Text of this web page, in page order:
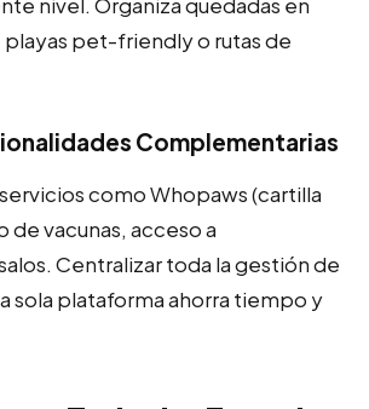
playas pet-friendly o rutas de
Complementarias
como Whopaws (cartilla
de vacunas, acceso a
Centralizar toda la gestión de
sola plataforma ahorra tiempo y